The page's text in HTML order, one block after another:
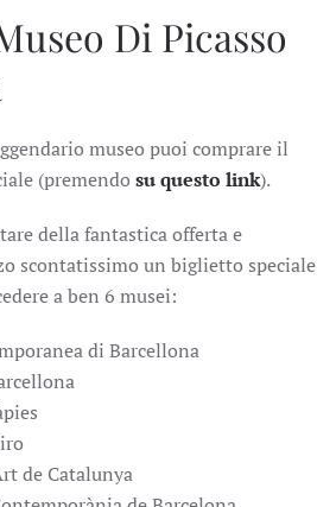
Di Picasso
museo puoi comprare il
(premendo su questo link).
della fantastica offerta e
scontatissimo un biglietto speciale
a ben 6 musei:
di Barcellona
de Catalunya